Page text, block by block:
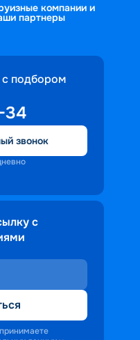
компании и
партнеры
подбором
34
звонок
с